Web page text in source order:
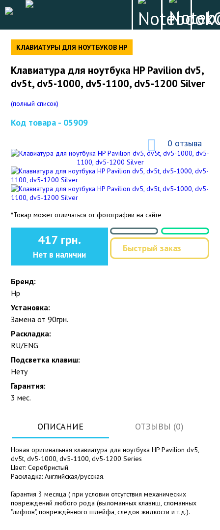
КЛАВИАТУРЫ ДЛЯ НОУТБУКОВ HP
Клавиатура для ноутбука HP Pavilion dv5,
dv5t, dv5-1000, dv5-1100, dv5-1200 Silver
(полный список)
Код товара - 05909
0 отзыва
*Товар может отличаться от фотографии на сайте
417 грн.
Нет в наличии
Быстрый заказ
Бренд:
Hp
Установка:
Замена от 90грн.
Раскладка:
RU/ENG
Подсветка клавиш:
Нету
Гарантия:
3 мес.
ОПИСАНИЕ ОТЗЫВЫ (0)
Новая оригинальная клавиатура для ноутбука HP Pavilion dv5,
dv5t, dv5-1000, dv5-1100, dv5-1200 Series
Цвет: Серебристый.
Раскладка: Английская/русская.
Гарантия 3 месяца ( при условии отсутствия механических
повреждений любого рода (выломанных клавиш, сломанных
"лифтов", повреждённого шлейфа, следов жидкости и т.д.).